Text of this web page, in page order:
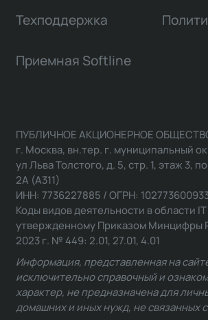
Техподдержка
Приемная Softline
ПУБЛИЧНОЕ АКЦИОНЕРНОЕ
г. Москва, вн.тер. г. муниципальный
ул Льва Толстого, д. 5, стр. 1, этаж 3,
2А (А311)
ИНН: 7736227885 / ОГРН:
Коды видов деятельности в области
утвержденному Приказом Минцифры
2023 г. № 449: 2.01, 27.01, 4.01
Информация, представленная на
исключительно справочный и
характер, не предназначена для
домашних и иных нужд, не связанных с